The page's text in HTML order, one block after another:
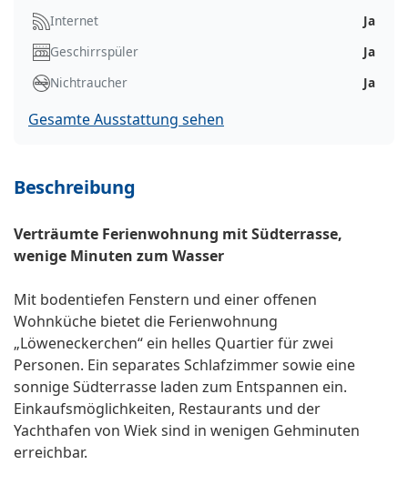
Internet
Ja
Geschirrspüler
Ja
Nichtraucher
Ja
Gesamte Ausstattung sehen
Beschreibung
Verträumte Ferienwohnung mit Südterrasse,
wenige Minuten zum Wasser
Mit bodentiefen Fenstern und einer offenen
Wohnküche bietet die Ferienwohnung
„Löweneckerchen“ ein helles Quartier für zwei
Personen. Ein separates Schlafzimmer sowie eine
sonnige Südterrasse laden zum Entspannen ein.
Einkaufsmöglichkeiten, Restaurants und der
Yachthafen von Wiek sind in wenigen Gehminuten
erreichbar.